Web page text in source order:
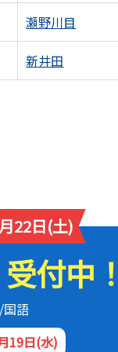
瀬野川目
新井田
22日(土)
付中！
国語
19日(水)